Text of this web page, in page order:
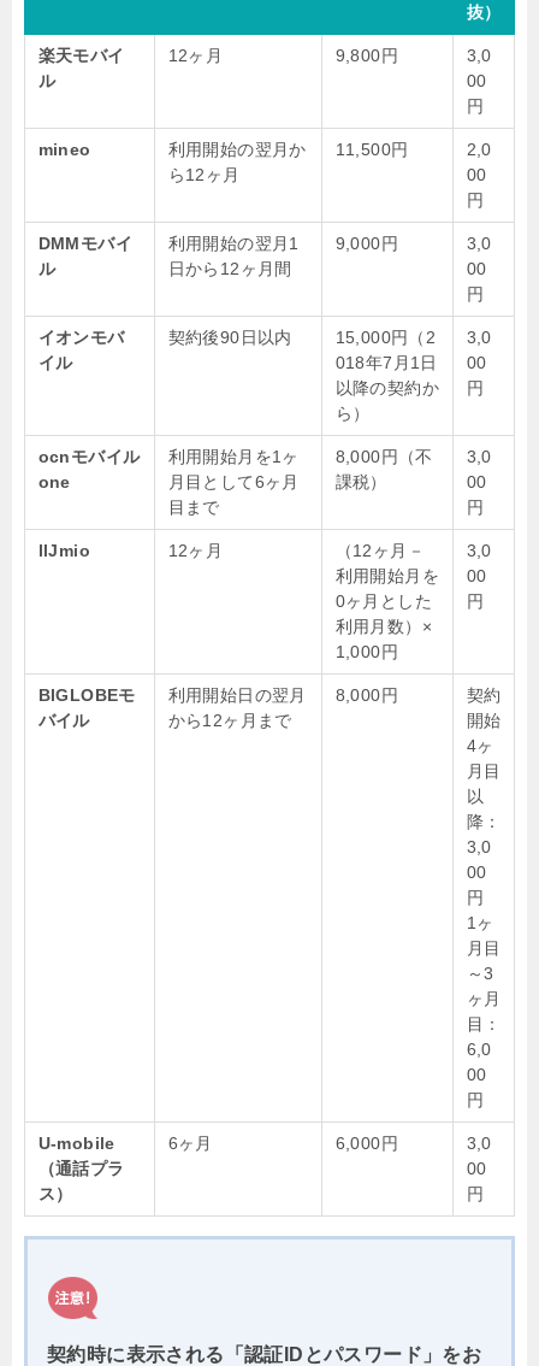
抜）
楽天モバイ
ル
12ヶ月 9,800円
3,0
00
円
mineo
利用開始の翌月か
ら12ヶ月
11,500円
2,0
00
円
DMMモバイ
ル
利用開始の翌月1
日から12ヶ月間
9,000円
3,0
00
円
イオンモバ
イル
契約後90日以内
15,000円（2
018年7月1日
以降の契約か
ら）
3,0
00
円
ocnモバイル
one
利用開始月を1ヶ
月目として6ヶ月
目まで
8,000円（不
課税）
3,0
00
円
llJmio 12ヶ月
（12ヶ月－
利用開始月を
0ヶ月とした
利用月数）×
1,000円
3,0
00
円
BIGLOBEモ
バイル
利用開始日の翌月
から12ヶ月まで
8,000円
契約
開始
4ヶ
月目
以
降：
3,0
00
円
1ヶ
月目
～3
ヶ月
目：
6,0
00
円
U-mobile
（通話プラ
ス）
6ヶ月 6,000円
3,0
00
円
契約時に表示される「認証IDとパスワード」をお